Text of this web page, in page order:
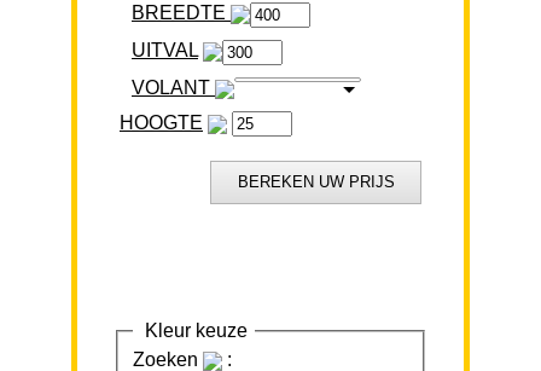
BREEDTE
VOLANT
HOOGTE
Kleur keuze
Zoeken
: